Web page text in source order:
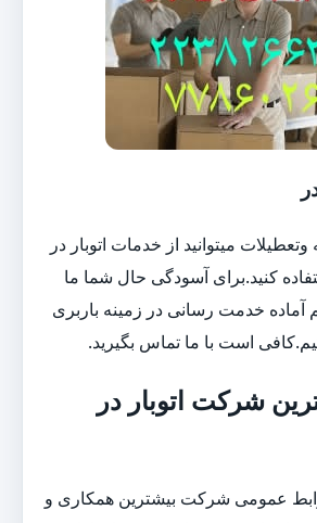
میتوانید از خدمات اتوبار در
کنید.برای آسودگی حال شما ما
خدمت رسانی در زمینه باربری
است با ما تماس بگیرید.
شرکت اتوبار در
عمومی شرکت بیشترین همکاری و